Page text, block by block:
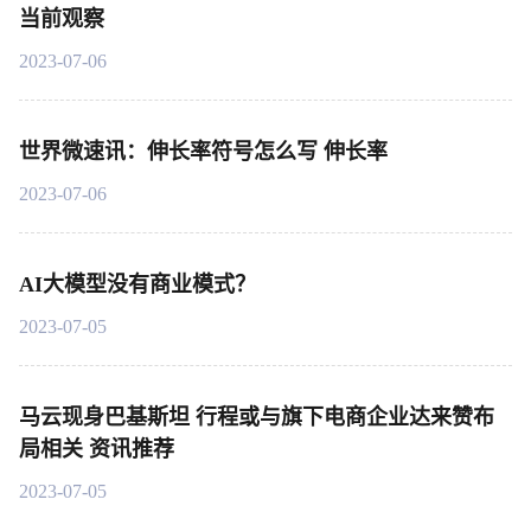
当前观察
2023-07-06
世界微速讯：伸长率符号怎么写 伸长率
2023-07-06
AI大模型没有商业模式？
2023-07-05
马云现身巴基斯坦 行程或与旗下电商企业达来赞布
局相关 资讯推荐
2023-07-05